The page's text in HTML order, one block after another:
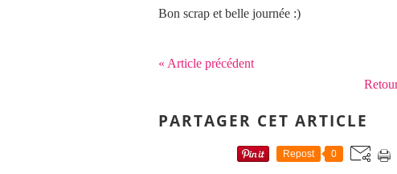
Bon scrap et belle journée :)
« Article précédent
PARTAGER CET ARTICLE
Repost 0